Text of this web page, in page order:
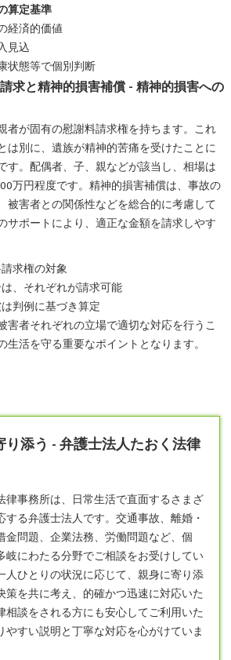
算定基準
経済的価値
見込
状態等で個別判断
求と精神的損害補償 - 精神的損害への
者が固有の慰謝料請求権を持ちます。これ
は別に、遺族が精神的苦痛を受けたことに
す。配偶者、子、親などが該当し、相場は
万円程度です。精神的損害補償は、事故の
被害者との関係性などを総合的に考慮して
サポートにより、適正な金額を請求しやす
求権の対象
、それぞれが請求可能
判例に基づき算定
害者それぞれの立場で適切な対応を行うこ
生活を守る重要なポイントとなります。
添う - 弁護士法人たおく法律
律事務所は、日常生活で直面するさまざ
する弁護士法人です。交通事故、離婚・
金問題、企業法務、労働問題など、個
岐にわたる分野でご相談をお受けしてい
人ひとりの状況に応じて、親身に寄り添
策を共に考え、的確かつ迅速に対応いた
相談をされる方にも安心してご利用いた
やすい説明と丁寧な対応を心がけていま